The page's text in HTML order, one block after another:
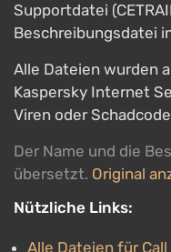
Supportdatei
Beschreibungsdatei
Alle Dateien wurden
Kaspersky Internet
Viren oder
Der Name und die
übersetzt. Original
Nützliche Links:
Alle Dateien für